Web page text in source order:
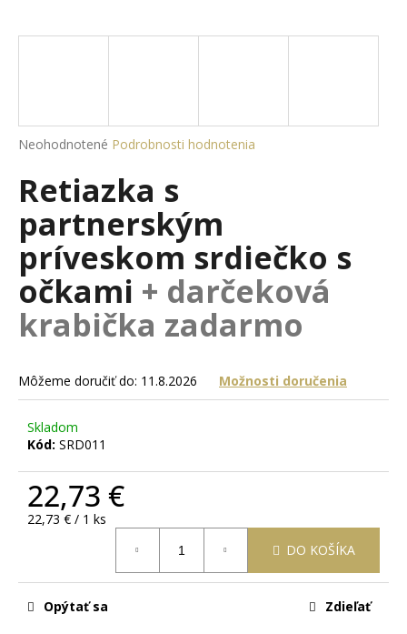
Priemerné
produktu
je
5
hviezdičiek.
Neohodnotené Podrobnosti hodnotenia
Retiazka s
partnerským
príveskom srdiečko s
očkami + darčeková
krabička zadarmo
Môžeme doručiť do: 11.8.2026 Možnosti doručenia
Skladom
Kód: SRD011
22,73 €
Jednotková
22,73 € / 1 ks
DO KOŠÍKA
Opýtať sa Zdieľať
j
?
HĽADAŤ
O
d
p
r
ú
a
m
e
RETIAZKA
DVOCH
JIN
JANG